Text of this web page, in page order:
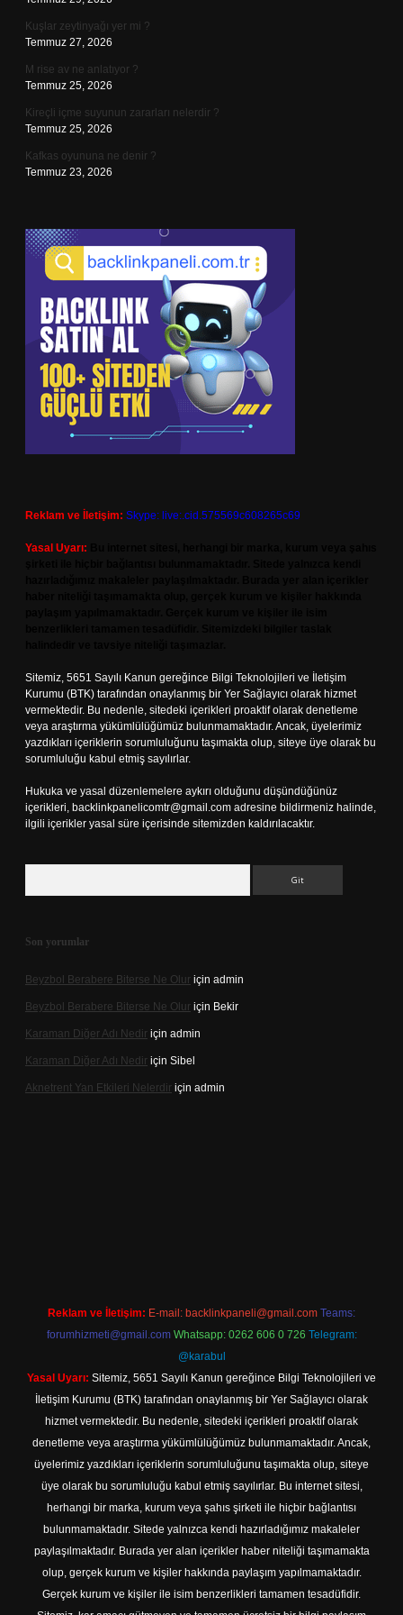
Kuşlar zeytinyağı yer mi ?
Temmuz 27, 2026
M rise av ne anlatıyor ?
Temmuz 25, 2026
Kireçli içme suyunun zararları nelerdir ?
Temmuz 25, 2026
Kafkas oyununa ne denir ?
Temmuz 23, 2026
Reklam ve İletişim: Skype: live:.cid.575569c608265c69
Yasal Uyarı:
Sitemiz, 5651 Sayılı Kanun gereğince Bilgi Teknolojileri ve İletişim
Kurumu (BTK) tarafından onaylanmış bir Yer Sağlayıcı olarak hizmet
vermektedir. Bu nedenle, sitedeki içerikleri proaktif olarak denetleme
veya araştırma yükümlülüğümüz bulunmamaktadır. Ancak, üyelerimiz
yazdıkları içeriklerin sorumluluğunu taşımakta olup, siteye üye olarak bu
sorumluluğu kabul etmiş sayılırlar.
Hukuka ve yasal düzenlemelere aykırı olduğunu düşündüğünüz
içerikleri, backlinkpanelicomtr@gmail.com adresine bildirmeniz halinde,
ilgili içerikler yasal süre içerisinde sitemizden kaldırılacaktır.
Son yorumlar
Beyzbol Berabere Biterse Ne Olur için admin
Beyzbol Berabere Biterse Ne Olur için Bekir
Karaman Diğer Adı Nedir için admin
Karaman Diğer Adı Nedir için Sibel
Aknetrent Yan Etkileri Nelerdir için admin
Reklam ve İletişim: E-mail: backlinkpaneli@gmail.com Teams:
forumhizmeti@gmail.com Whatsapp: 0262 606 0 726 Telegram:
@karabul
Yasal Uyarı: Sitemiz, 5651 Sayılı Kanun gereğince Bilgi Teknolojileri ve
İletişim Kurumu (BTK) tarafından onaylanmış bir Yer Sağlayıcı olarak
hizmet vermektedir. Bu nedenle, sitedeki içerikleri proaktif olarak
denetleme veya araştırma yükümlülüğümüz bulunmamaktadır. Ancak,
üyelerimiz yazdıkları içeriklerin sorumluluğunu taşımakta olup, siteye
üye olarak bu sorumluluğu kabul etmiş sayılırlar. Bu internet sitesi,
herhangi bir marka, kurum veya şahıs şirketi ile hiçbir bağlantısı
bulunmamaktadır. Sitede yalnızca kendi hazırladığımız makaleler
paylaşılmaktadır. Burada yer alan içerikler haber niteliği taşımamakta
olup, gerçek kurum ve kişiler hakkında paylaşım yapılmamaktadır.
Gerçek kurum ve kişiler ile isim benzerlikleri tamamen tesadüfidir.